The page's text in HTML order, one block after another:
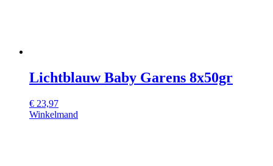
Lichtblauw Baby Garens 8x50gr
€ 23,97
Winkelmand